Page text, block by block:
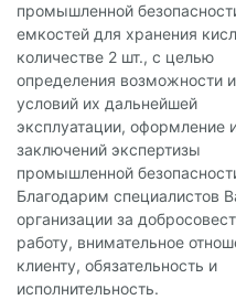
промышленной
емкостей для хранения
количестве 2 шт., с целью
определения возможности и
условий их дальнейшей
эксплуатации, оформление
заключений экспертизы
промышленной
Благодарим специалистов
организации за
работу, внимательное
клиенту, обязательность и
исполнительность.